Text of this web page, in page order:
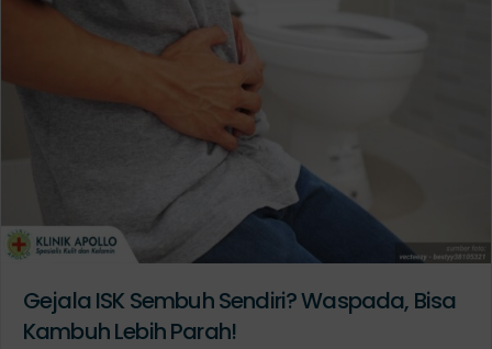
Gejala ISK Sembuh Sendiri? Waspada, Bisa
Kambuh Lebih Parah!